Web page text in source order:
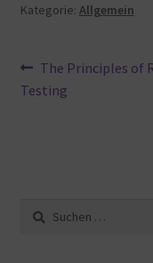
Kategorie: Allgemein
Vorheriger
Beitrag:
The Principles of
Testing
Suche
nach: